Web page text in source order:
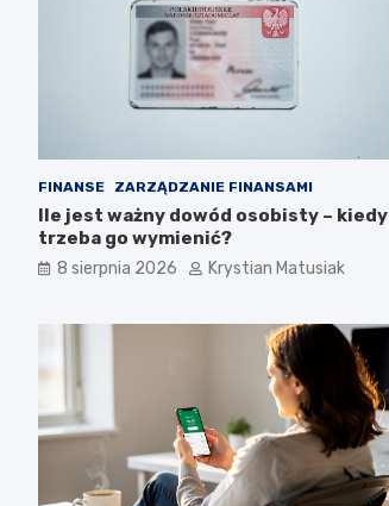
FINANSE ZARZĄDZANIE FINANSAMI
Ile jest ważny dowód osobisty – kiedy
trzeba go wymienić?
8 sierpnia 2026 Krystian Matusiak